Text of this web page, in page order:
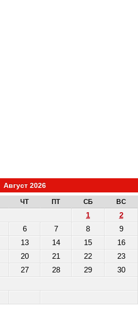
Август 2026
ЧТ ПТ СБ ВС
1
2
6 7 8
9
13 14 15
16
20 21 22
23
27 28 29
30